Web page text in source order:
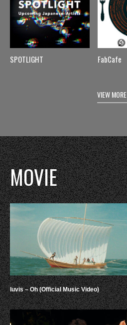
SPOTLIGHT FabCafe
VIEW MORE
MOVIE
luvis – Oh (Official Music Video)